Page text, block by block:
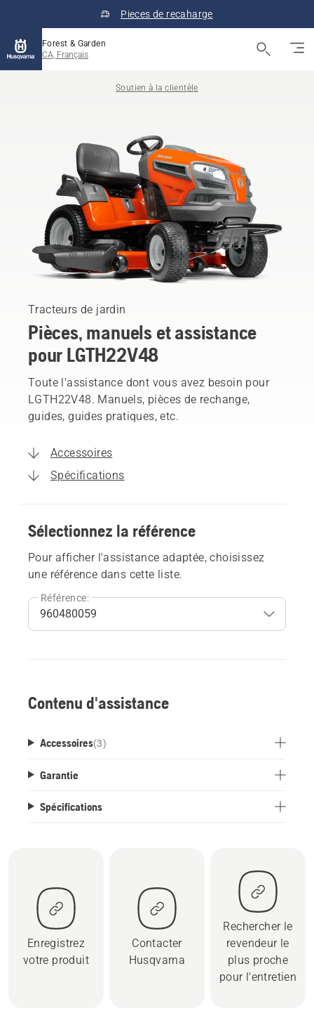
Pieces de recaharge
Forest & Garden
CA, Français
Soutien à la clientèle
Tracteurs de jardin
Pièces, manuels et assistance
pour LGTH22V48
Toute l'assistance dont vous avez besoin pour
LGTH22V48. Manuels, pièces de rechange,
guides, guides pratiques, etc.
Accessoires
Spécifications
Sélectionnez la référence
Pour afficher l'assistance adaptée, choisissez
une référence dans cette liste.
Référence:
Contenu d'assistance
Accessoires(3)
Garantie
Spécifications
Enregistrez
votre produit
Contacter
Husqvarna
Rechercher le
revendeur le
plus proche
pour l'entretien